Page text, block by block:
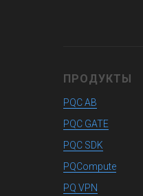
ПРОДУКТЫ
PQC AB
PQC GATE
PQC SDK
PQCompute
PQ VPN